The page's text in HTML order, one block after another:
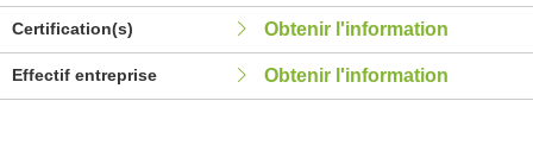
Certification(s) Obtenir l'information
Effectif entreprise Obtenir l'information